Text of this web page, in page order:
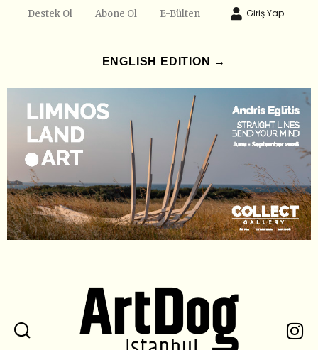
Destek Ol Abone Ol E-Bülten Giriş Yap
ENGLISH EDITION →